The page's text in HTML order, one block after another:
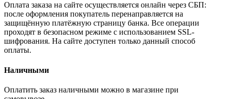
Оплата заказа на сайте осуществляется онлайн через СБП:
после оформления покупатель перенаправляется на
защищённую платёжную страницу банка. Все операции
проходят в безопасном режиме с использованием SSL-
шифрования. На сайте доступен только данный способ
оплаты.
Наличными
Оплатить заказ наличными можно в магазине при